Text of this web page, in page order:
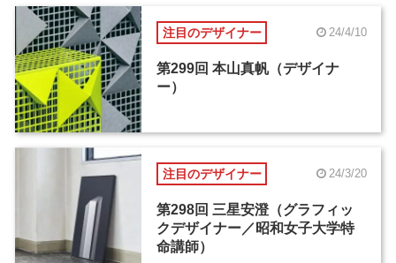
注目のデザイナー 24/4/10
第299回 本山真帆（デザイナ
ー）
注目のデザイナー 24/3/20
第298回 三星安澄（グラフィッ
クデザイナー／昭和女子大学特
命講師）